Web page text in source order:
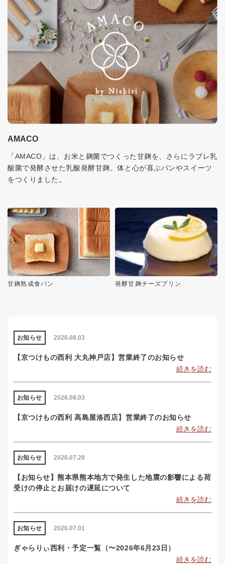
AMACO
「AMACO」は、お米と麹菌でつくった甘麹を、さらにラブレ乳
酸菌で発酵させた乳酸発酵甘麹。体と心が喜ぶパンやスイーツ
をつくりました。
甘麹熟成食パン 発酵甘麹チーズプリン
2026.08.03
お知らせ
【京つけもの西利 大丸神戸店】営業終了のお知らせ
続きを読む
2026.08.03
お知らせ
【京つけもの西利 高島屋洛西店】営業終了のお知らせ
続きを読む
2026.07.28
お知らせ
【お知らせ】熊本県熊本地方で発生した地震の影響による荷
受けの停止とお届けの遅延について
続きを読む
2026.07.01
お知らせ
ぎゃらりぃ西利・予定一覧（〜2026年6月23日）
続きを読む